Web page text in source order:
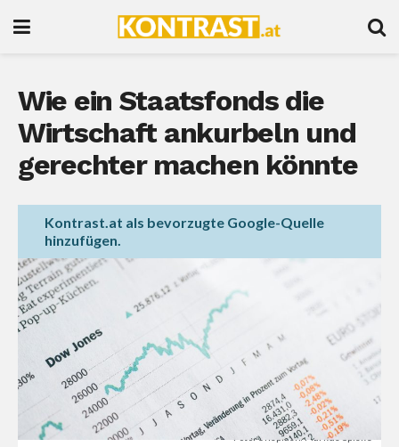
Wie ein Staatsfonds die
Wirtschaft ankurbeln und
gerechter machen könnte
Kontrast.at als bevorzugte Google-Quelle
hinzufügen.
Foto: Unsplash/Markus Spiske